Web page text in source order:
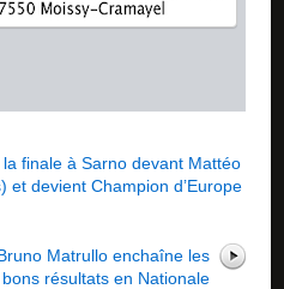
finale à Sarno devant Mattéo
et devient Champion d’Europe
Matrullo enchaîne les
bons résultats en Nationale